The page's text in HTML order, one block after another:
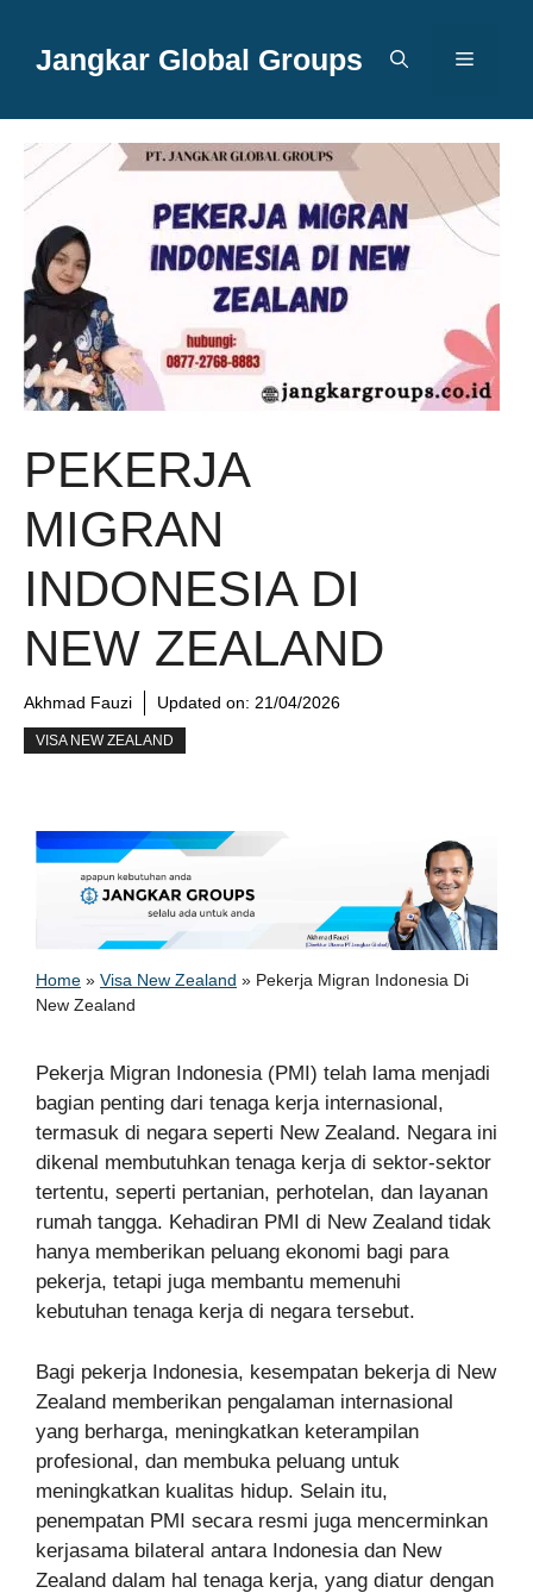
Jangkar Global Groups Menu
PEKERJA
MIGRAN
INDONESIA DI
NEW ZEALAND
Akhmad Fauzi Updated on: 21/04/2026
VISA NEW ZEALAND
Home » Visa New Zealand » Pekerja Migran Indonesia Di
New Zealand
Pekerja Migran Indonesia (PMI) telah lama menjadi
bagian penting dari tenaga kerja internasional,
termasuk di negara seperti New Zealand. Negara ini
dikenal membutuhkan tenaga kerja di sektor-sektor
tertentu, seperti pertanian, perhotelan, dan layanan
rumah tangga. Kehadiran PMI di New Zealand tidak
hanya memberikan peluang ekonomi bagi para
pekerja, tetapi juga membantu memenuhi
kebutuhan tenaga kerja di negara tersebut.
Bagi pekerja Indonesia, kesempatan bekerja di New
Zealand memberikan pengalaman internasional
yang berharga, meningkatkan keterampilan
profesional, dan membuka peluang untuk
meningkatkan kualitas hidup. Selain itu,
penempatan PMI secara resmi juga mencerminkan
kerjasama bilateral antara Indonesia dan New
Zealand dalam hal tenaga kerja, yang diatur dengan